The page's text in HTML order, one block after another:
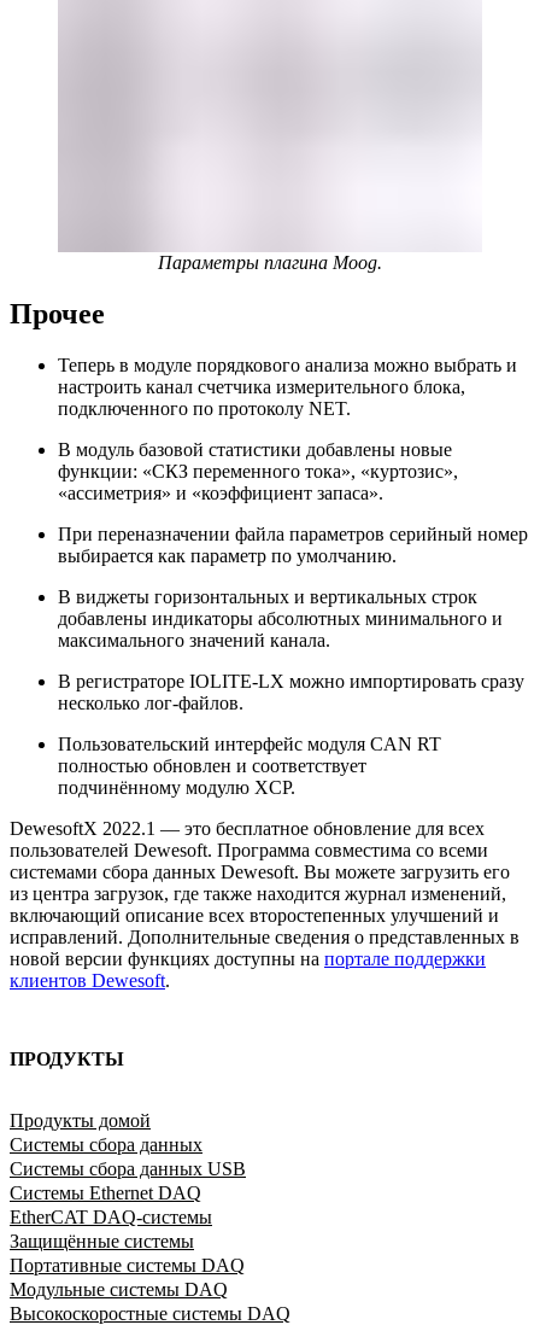
Параметры плагина Moog.
Прочее
Теперь в модуле порядкового анализа можно выбрать и
настроить канал счетчика измерительного блока,
подключенного по протоколу NET.
В модуль базовой статистики добавлены новые
функции: «СКЗ переменного тока», «куртозис»,
«ассиметрия» и «коэффициент запаса».
При переназначении файла параметров серийный номер
выбирается как параметр по умолчанию.
В виджеты горизонтальных и вертикальных строк
добавлены индикаторы абсолютных минимального и
максимального значений канала.
В регистраторе IOLITE-LX можно импортировать сразу
несколько лог-файлов.
Пользовательский интерфейс модуля CAN RT
полностью обновлен и соответствует
подчинённому модулю XCP.
DewesoftX 2022.1 — это бесплатное обновление для всех
пользователей Dewesoft. Программа совместима со всеми
системами сбора данных Dewesoft. Вы можете загрузить его
из центра загрузок, где также находится журнал изменений,
включающий описание всех второстепенных улучшений и
исправлений. Дополнительные сведения о представленных в
новой версии функциях доступны на портале поддержки
клиентов Dewesoft.
ПРОДУКТЫ
Продукты домой
Системы сбора данных
Системы сбора данных USB
Системы Ethernet DAQ
EtherCAT DAQ-системы
Защищённые системы
Портативные системы DAQ
Модульные системы DAQ
Высокоскоростные системы DAQ